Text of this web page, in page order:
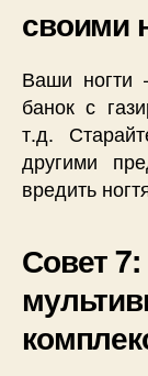
своими
Ваши ногти
банок с
т.д.
другими
вредить
Совет